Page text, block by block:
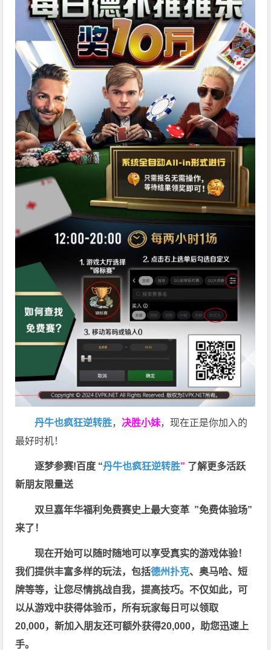
丹牛也疯狂逆转胜， 决胜小妹，现在正是你加入的
最好时机！
逐梦参赛!百度 “丹牛也疯狂逆转胜” 了解更多活跃
新朋友限量送
双旦嘉年华福利免费赛史上最大变革 ”免费体验场”
来了！
现在开始可以随时随地可以享受真实的游戏体验！
我们提供丰富多样的玩法，包括德州扑克、奥马哈、短
牌等等，让您尽情挑战自我，提高技巧。不仅如此， 可
以从游戏中获得体验币，所有玩家每日可以领取
20,000，新加入朋友还可额外获得20,000，助您迅速上
手。